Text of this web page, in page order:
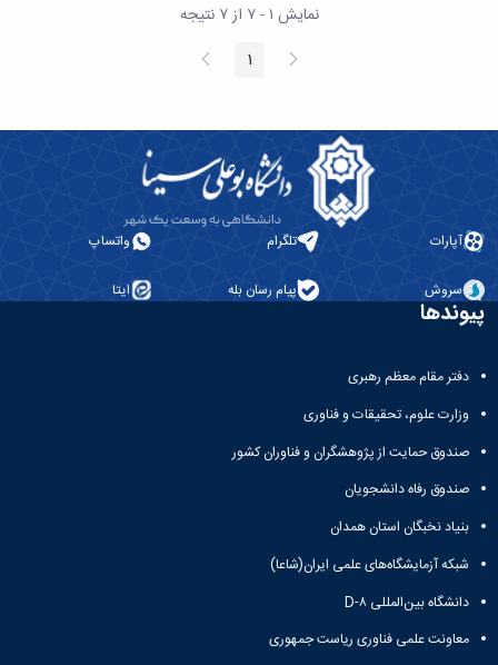
نمایش ۱ - ۷ از ۷ نتیجه
پیغام
قبلی صفحه1 صفحه
بعد
آپارات تلگرام واتساپ
سروش پیام رسان بله ایتا
پیوندها
دفتر مقام معظم رهبری
وزارت علوم، تحقیقات و فناوری
صندوق حمایت از پژوهشگران و فناوران کشور
صندوق رفاه دانشجویان
بنیاد نخبگان استان همدان
شبکه آزمایشگاه‌های علمی ایران(شاعا)
دانشگاه بین‌المللی D-۸
معاونت علمی فناوری ریاست جمهوری